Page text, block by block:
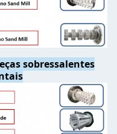
sobressalentes